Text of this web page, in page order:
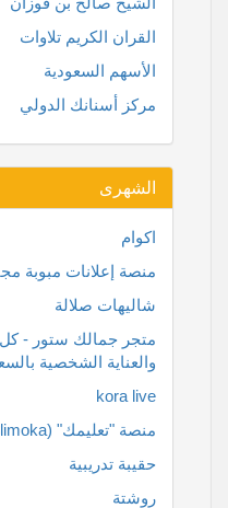
القران الكريم تلاوات
الأسهم السعودية
مركز أسنانك الدولي
الشهرى
اكوام
منصة إعلانات مبوبة
شاليهات صلالة
متجر جمالك ستور -
والعناية الشخصية
kora live
منصة "تعليمك" (ta3limoka)
حقيبة تدريبية
روشتة